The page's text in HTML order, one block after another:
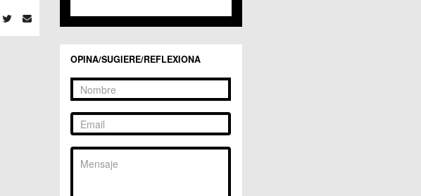
OPINA/SUGIERE/REFLEXIONA